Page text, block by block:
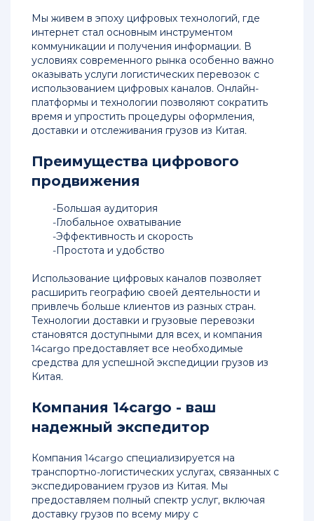
Авиаперевозки
из
Китая
в
Санкт-
Петербург
Авиаперевозки
Китая
в
Авиаперевозки
Китая
Владивосток
Тарифы
на
авиаперевозки
из
Китая
Мы живем в эпоху цифровых технологий, где
интернет стал основным инструментом
коммуникации и получения информации. В
условиях современного рынка особенно важно
оказывать услуги логистических перевозок с
использованием цифровых каналов. Онлайн-
платформы и технологии позволяют сократить
время и упростить процедуры оформления,
доставки и отслеживания грузов из Китая.
Преимущества цифрового
продвижения
Большая аудитория
Глобальное охватывание
Эффективность и скорость
Простота и удобство
Использование цифровых каналов позволяет
расширить географию своей деятельности и
привлечь больше клиентов из разных стран.
Технологии доставки и грузовые перевозки
становятся доступными для всех, и компания
14cargo предоставляет все необходимые
средства для успешной экспедиции грузов из
Китая.
Компания 14cargo - ваш
надежный экспедитор
Компания 14cargo специализируется на
транспортно-логистических услугах, связанных с
экспедированием грузов из Китая. Мы
предоставляем полный спектр услуг, включая
доставку грузов по всему миру с